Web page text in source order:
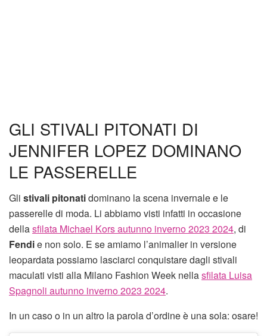
GLI STIVALI PITONATI DI
JENNIFER LOPEZ DOMINANO
LE PASSERELLE
Gli stivali pitonatidominano la scena invernale e le
passerelle di moda. Li abbiamo visti infatti in occasione
dellasfilata Michael Kors autunno inverno 2023 2024, di
Fendie non solo. E se amiamo l’animalier in versione
leopardata possiamo lasciarci conquistare dagli stivali
maculati visti alla Milano Fashion Week nellasfilata Luisa
Spagnoli autunno inverno 2023 2024.
In un caso o in un altro la parola d’ordine è una sola: osare!